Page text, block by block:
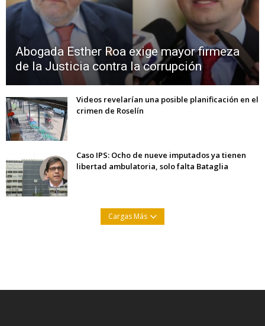
Abogada Esther Roa exige mayor firmeza
de la Justicia contra la corrupción
Videos revelarían una posible planificación en el
crimen de Roselín
Caso IPS: Ocho de nueve imputados ya tienen
libertad ambulatoria, solo falta Bataglia
Cargas Más